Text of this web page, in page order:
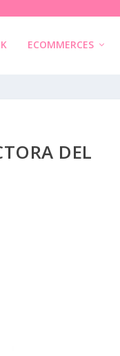
ECOMMERCES
DEL